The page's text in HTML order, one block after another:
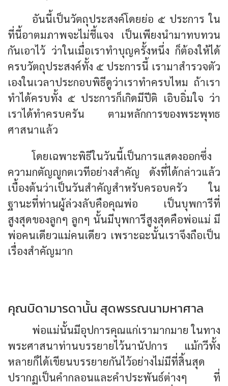
อันนี้เป็นวัตถุประสงค์โดยย่อ ๕ ประการ ใน
ที่นี้อาตมภาพจะไม่ชี้แจง เป็นเพียงนำมาทบทวน
กันเอาไว้ ว่าในเมื่อเราทำบุญครั้งหนึ่ง ก็ต้องให้ได้
ครบวัตถุประสงค์ทั้ง ๕ ประการนี้ เรามาสำรวจตัว
เองในเวลาประกอบพิธีดูว่าเราทำครบไหม ถ้าเรา
ทำได้ครบทั้ง ๕ ประการก็เกิดมีปีติ เอิบอิ่มใจ ว่า
เราได้ทำครบครัน ตามหลักการของพระพุทธ
ศาสนาแล้ว
โดยเฉพาะพิธีในวันนี้เป็นการแสดงออกซึ่ง
ความกตัญญูกตเวทีอย่างสำคัญ ดังที่ได้กล่าวแล้ว
เบื้องต้นว่าเป็นวันสำคัญสำหรับครอบครัว ใน
ฐานะที่ท่านผู้ล่วงลับคือคุณพ่อ เป็นบุพการีที่
สูงสุดของลูกๆ ลูกๆ นั้นมีบุพการีสูงสุดคือพ่อแม่ มี
พ่อคนเดียวแม่คนเดียว เพราะฉะนั้นเราจึงถือเป็น
เรื่องสำคัญมาก
คุณบิดามารดานั้น สุดพรรณนามหาศาล
พ่อแม่นั้นมีอุปการคุณแก่เรามากมาย ในทาง
พระศาสนาท่านบรรยายไว้นานัปการ แม้กวีทั้ง
หลายก็ได้เขียนบรรยายกันไว้อย่างไม่มีที่สิ้นสุด
ปรากฏเป็นคำกลอนและคำประพันธ์ต่างๆ ที่